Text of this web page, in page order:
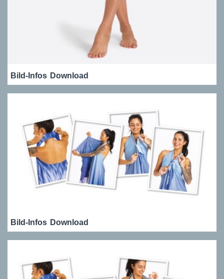
Bild-Infos Download
Bild-Infos Download